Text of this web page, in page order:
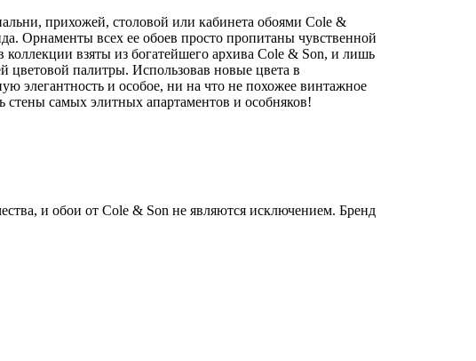
прихожей, столовой или кабинета обоями Cole &
Орнаменты всех ее обоев просто пропитаны чувственной
взяты из богатейшего архива Cole & Son, и лишь
палитры. Использовав новые цвета в
элегантность и особое, ни на что не похожее винтажное
самых элитных апартаментов и особняков!
и обои от Cole & Son не являются исключением. Бренд